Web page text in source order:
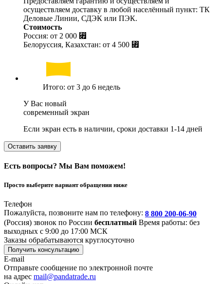
осуществляем доставку в любой населённый пункт: ТК
Деловые Линии, СДЭК или ПЭК.
Стоимость
Россия: от 2 000 ⃏
Белоруссия, Казахстан: от 4 500 ⃏
Итого: от 3 до 6 недель
У Вас новый
современный экран
Если экран есть в наличии, сроки доставки 1-14 дней
Оставить заявку
Есть вопросы? Мы Вам поможем!
Просто выберите вариант обращения ниже
Телефон
Пожалуйста, позвоните нам по телефону: 8 800 200-06-90
(Россия) звонок по России бесплатный Время работы: без
выходных с 9:00 до 17:00 МСК
Заказы обрабатываются круглосуточно
Получить консультацию
E-mail
Отправьте сообщение по электронной почте
на адрес mail@pandatrade.ru